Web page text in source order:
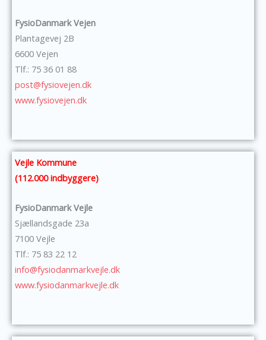
FysioDanmark Vejen
Plantagevej 2B
6600 Vejen
Tlf.: 75 36 01 88
post@fysiovejen.dk
www.fysiovejen.dk
Vejle Kommune
(112.000 indbyggere)
FysioDanmark Vejle
Sjællandsgade 23a
7100 Vejle
Tlf.: 75 83 22 12
info@fysiodanmarkvejle.dk
www.fysiodanmarkvejle.dk